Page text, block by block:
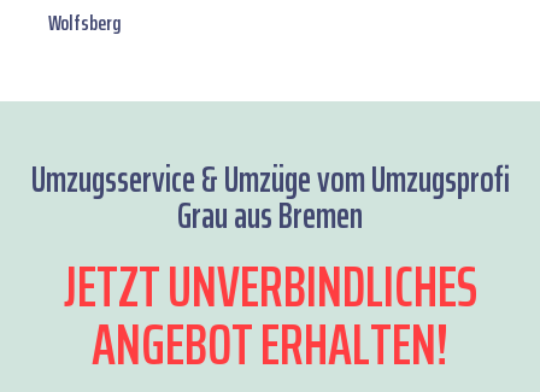
Wolfsberg
Umzugsservice & Umzüge vom Umzugsprofi
Grau aus Bremen
JETZT UNVERBINDLICHES
ANGEBOT ERHALTEN!